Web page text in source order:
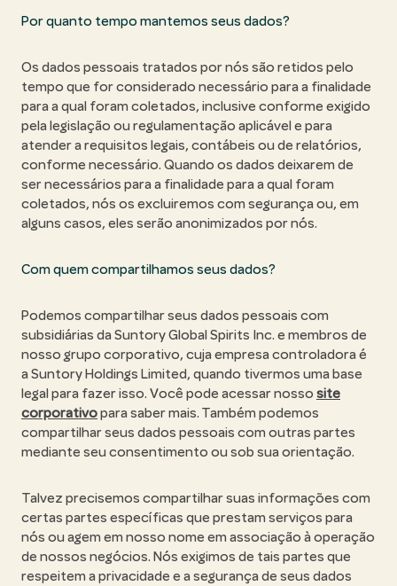
Por quanto tempo mantemos seus dados?
Os dados pessoais tratados por nós são retidos pelo
tempo que for considerado necessário para a finalidade
para a qual foram coletados, inclusive conforme exigido
pela legislação ou regulamentação aplicável e para
atender a requisitos legais, contábeis ou de relatórios,
conforme necessário. Quando os dados deixarem de
ser necessários para a finalidade para a qual foram
coletados, nós os excluiremos com segurança ou, em
alguns casos, eles serão anonimizados por nós.
Com quem compartilhamos seus dados?
Podemos compartilhar seus dados pessoais com
subsidiárias da Suntory Global Spirits Inc. e membros de
nosso grupo corporativo, cuja empresa controladora é
a Suntory Holdings Limited, quando tivermos uma base
legal para fazer isso. Você pode acessar nosso site
corporativopara saber mais. Também podemos
compartilhar seus dados pessoais com outras partes
mediante seu consentimento ou sob sua orientação.
Talvez precisemos compartilhar suas informações com
certas partes específicas que prestam serviços para
nós ou agem em nosso nome em associação à operação
de nossos negócios. Nós exigimos de tais partes que
respeitem a privacidade e a segurança de seus dados